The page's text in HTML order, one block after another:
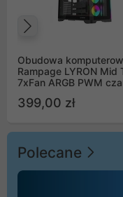
Obudowa
Rampage LYRON Mid
7xFan ARGB PWM
399,00 zł
Polecane